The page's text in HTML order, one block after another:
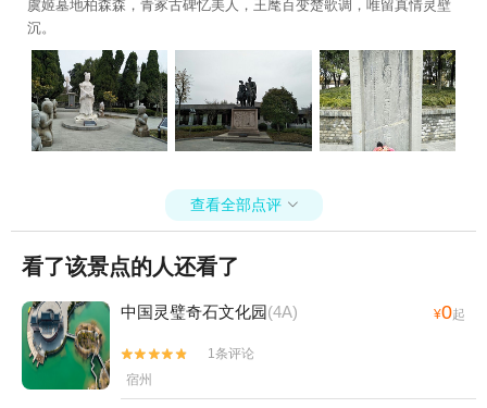
虞姬墓地柏森森，青冢古碑忆美人，王麾百变楚歌调，唯留真情灵壁
沉。
查看全部点评 
看了该景点的人还看了
中国灵璧奇石文化园(4A) ¥0起


1条评论
宿州